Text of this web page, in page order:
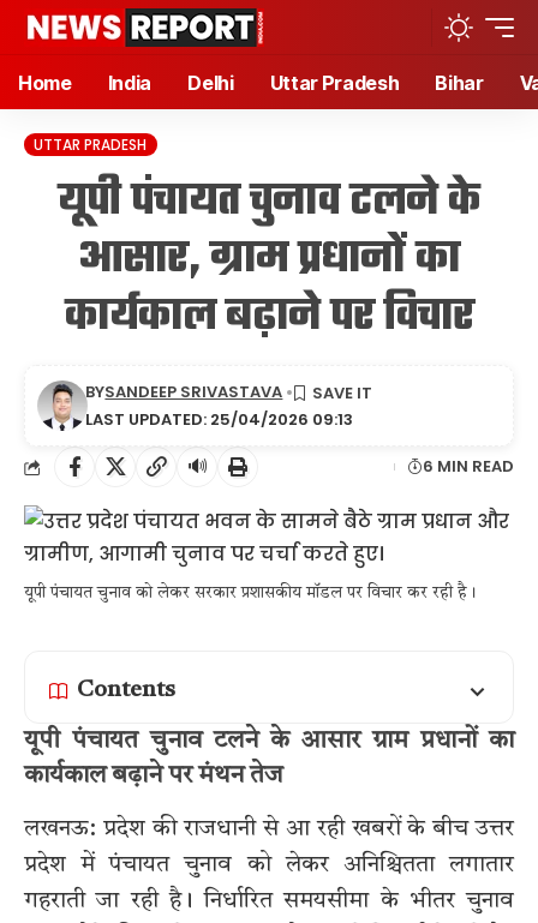
Home India Delhi Uttar Pradesh Bihar
UTTAR PRADESH
यूपी पंचायत चुनाव टलने के
आसार, ग्राम प्रधानों का
कार्यकाल बढ़ाने पर विचार
LAST UPDATED: 25/04/2026 09:13
BYSANDEEP SRIVASTAVA
🔊 6 MIN READ
यूपी पंचायत चुनाव को लेकर सरकार प्रशासकीय मॉडल पर विचार कर रही है।
Contents
यूपी पंचायत चुनाव टलने के आसार ग्राम प्रधानों का
कार्यकाल बढ़ाने पर मंथन तेज
लखनऊ: प्रदेश की राजधानी से आ रही खबरों के बीच उत्तर
प्रदेश में पंचायत चुनाव को लेकर अनिश्चितता लगातार
गहराती जा रही है। निर्धारित समयसीमा के भीतर चुनाव